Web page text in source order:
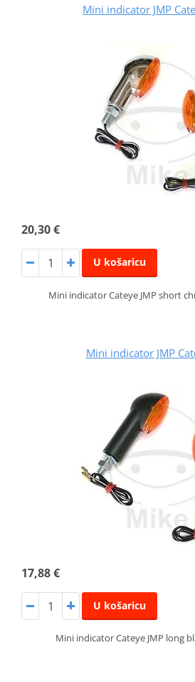
Mini indicator JMP
20,30 €
U košaricu
Mini indicator Cateye JMP short
Mini indicator JMP
17,88 €
U košaricu
Mini indicator Cateye JMP long